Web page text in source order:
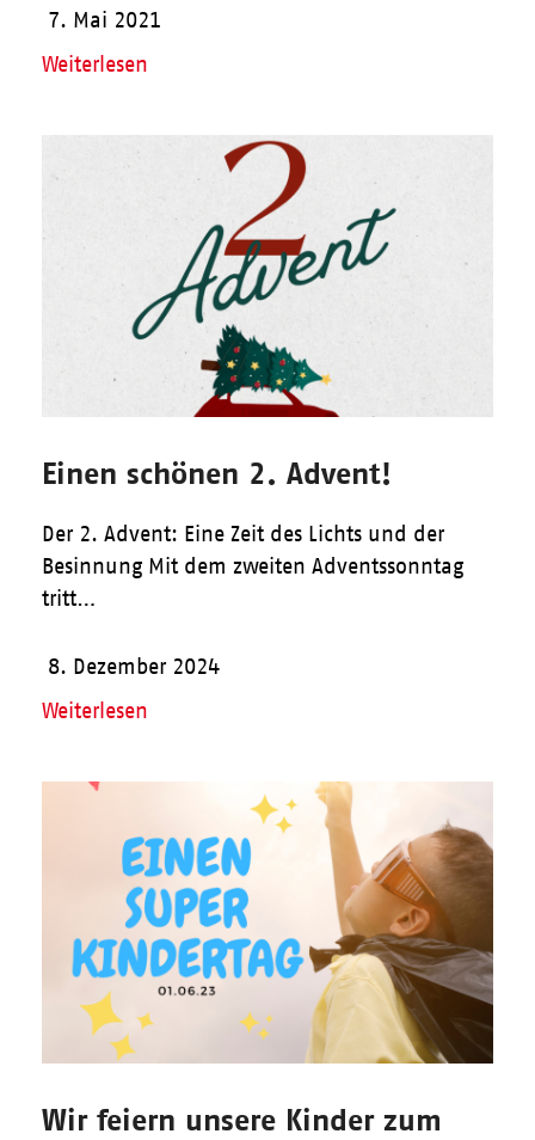
7. Mai 2021
Weiterlesen
Einen schönen 2. Advent!
Der 2. Advent: Eine Zeit des Lichts und der
Besinnung Mit dem zweiten Adventssonntag
tritt…
8. Dezember 2024
Weiterlesen
Wir feiern unsere Kinder zum